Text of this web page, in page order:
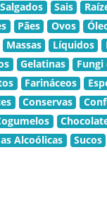
Salgados Sais
Pães Ovos
Massas Líquidos
Gelatinas Fungi
Farináceos
Conservas
Alcoólicas Sucos